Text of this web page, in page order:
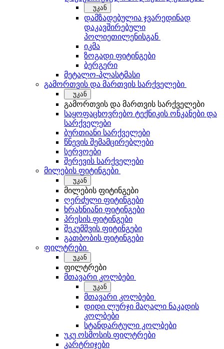
უკან
დამზადებულია ჯვარედინად
დაკავშირებული
პოლიეთილენისგან
იკმა
ზოგადი ფიტინგები
ბერგერი
მეტალო-პლასტმასი
გამორთვის და მართვის სარქველები
უკან
გამორთვის და მართვის სარქველები
საყოფაცხოვრებო ტექნიკის ონკანები და
სარქველები
ბურთიანი სარქველები
წნევის შემამცირებლები
სერვოები
შერევის სარქველები
მილების ფიტინგები
უკან
მილების ფიტინგები
ღერძული ფიტინგები
ხრახნიანი ფიტინგები
პრესის ფიტინგები
შეკუმშვის ფიტინგები
გათბობის ფიტინგები
ფილტრები
უკან
ფილტრები
მთავარი კოლბები
უკან
მთავარი კოლბები
დიდი ლურჯი მაღალი ნაკადის
კოლბები
სტანდარტული კოლბები
უკუ ოსმოსის ფილტრები
კარტრიჯები